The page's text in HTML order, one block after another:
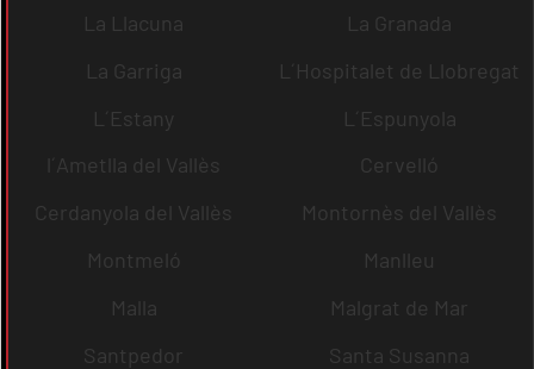
La Llacuna
La Granada
La Garriga
L´Hospitalet de Llobregat
L´Estany
L´Espunyola
l´Ametlla del Vallès
Cervelló
Cerdanyola del Vallès
Montornès del Vallès
Montmeló
Manlleu
Malla
Malgrat de Mar
Santpedor
Santa Susanna